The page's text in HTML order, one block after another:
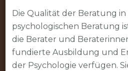
Die Qualität der Beratung
psychologischen Beratung
die Berater und
fundierte Ausbildung und
der Psychologie verfügen.